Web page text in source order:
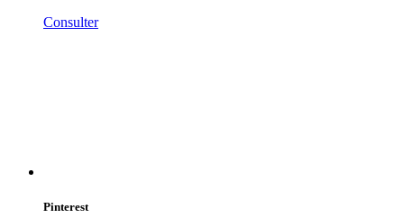
Consulter
Pinterest